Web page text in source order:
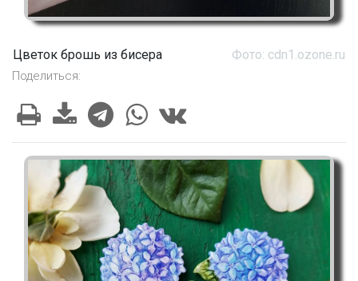
Цветок брошь из бисера Фото: cdn1.ozone.ru
Поделиться: